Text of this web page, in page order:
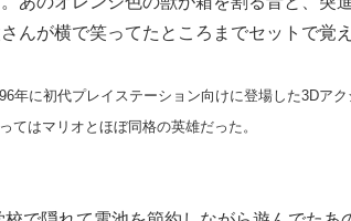
んが横で笑ってたところまでセットで覚え
年に初代プレイステーション向けに登場した3Dア
てはマリオとほぼ同格の英雄だった。